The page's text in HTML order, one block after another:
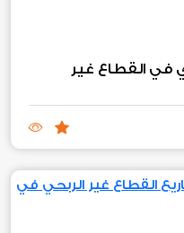
في القطاع غير